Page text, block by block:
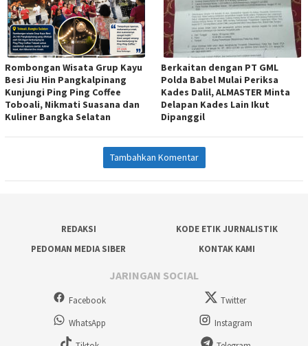
Rombongan Wisata Grup Kayu
Besi Jiu Hin Pangkalpinang
Kunjungi Ping Ping Coffee
Toboali, Nikmati Suasana dan
Kuliner Bangka Selatan
Berkaitan dengan PT GML
Polda Babel Mulai Periksa
Kades Dalil, ALMASTER Minta
Delapan Kades Lain Ikut
Dipanggil
Tambahkan Komentar
REDAKSI
KODE ETIK JURNALISTIK
PEDOMAN MEDIA SIBER
KONTAK KAMI
JARINGAN SOCIAL
Facebook
Twitter
WhatsApp
Instagram